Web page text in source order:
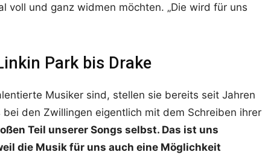
voll und ganz widmen möchten. „Die wird für uns
Park bis Drake
Musiker sind, stellen sie bereits seit Jahren
den Zwillingen eigentlich mit dem Schreiben ihrer
Teil unserer Songs selbst. Das ist uns
die Musik für uns auch eine Möglichkeit